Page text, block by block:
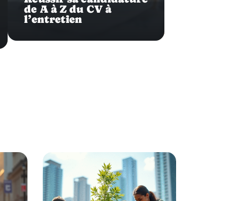
de A à Z du CV à
l’entretien